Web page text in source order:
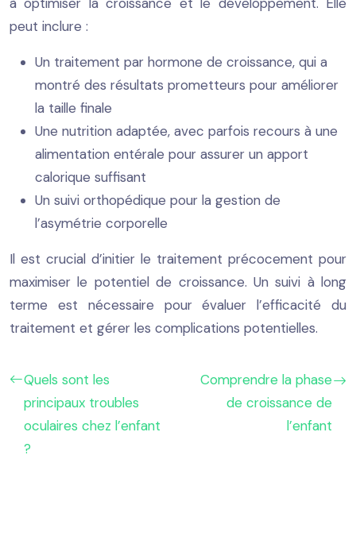
peut inclure :
Un traitement par hormone de croissance, qui a
montré des résultats prometteurs pour améliorer
la taille finale
Une nutrition adaptée, avec parfois recours à une
alimentation entérale pour assurer un apport
calorique suffisant
Un suivi orthopédique pour la gestion de
l’asymétrie corporelle
Il est crucial d’initier le traitement précocement pour
maximiser le potentiel de croissance. Un suivi à long
terme est nécessaire pour évaluer l’efficacité du
traitement et gérer les complications potentielles.
Quels sont les
principaux troubles
oculaires chez l’enfant
?
Comprendre la phase
de croissance de
l’enfant